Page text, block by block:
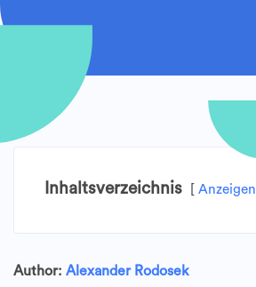
Inhaltsverzeichnis Anzeigen
Author: Alexander Rodosek